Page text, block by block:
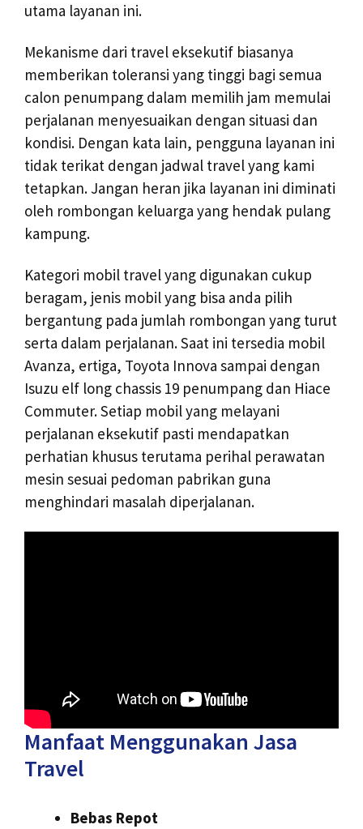
utama layanan ini.
Mekanisme dari travel eksekutif biasanya
memberikan toleransi yang tinggi bagi semua
calon penumpang dalam memilih jam memulai
perjalanan menyesuaikan dengan situasi dan
kondisi. Dengan kata lain, pengguna layanan ini
tidak terikat dengan jadwal travel yang kami
tetapkan. Jangan heran jika layanan ini diminati
oleh rombongan keluarga yang hendak pulang
kampung.
Kategori mobil travel yang digunakan cukup
beragam, jenis mobil yang bisa anda pilih
bergantung pada jumlah rombongan yang turut
serta dalam perjalanan. Saat ini tersedia mobil
Avanza, ertiga, Toyota Innova sampai dengan
Isuzu elf long chassis 19 penumpang dan Hiace
Commuter. Setiap mobil yang melayani
perjalanan eksekutif pasti mendapatkan
perhatian khusus terutama perihal perawatan
mesin sesuai pedoman pabrikan guna
menghindari masalah diperjalanan.
Manfaat Menggunakan Jasa
Travel
Bebas Repot